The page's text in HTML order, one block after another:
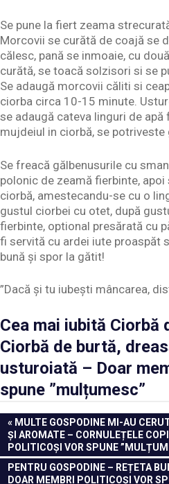
Se pune la fiert zeama
Morcovii se curătă de coajă se
călesc, pană se inmoaie, cu
curătă, se toacă solzisori si se
Se adaugă morcovii căliti si
ciorba circa 10-15 minute.
se adaugă cateva linguri de
mujdeiul in ciorbă, se potriveste
Se freacă gălbenusurile cu
polonic de zeamă fierbinte,
ciorbă, amestecandu-se cu o
gustul ciorbei cu otet, după
fierbinte, optional presărată cu
fi servită cu ardei iute proaspăt
bună și spor la gătit!
”Dacă și tu iubești mâncarea,
Cea mai iubită Ciorbă
Ciorbă de burtă,
usturoiată – Doar
spune ”mulțumesc”
Navigare
în
articole
PREVIOUS
POST:
MULTE GOSPODINE MI-AU
ȘI AROMATE – CORNULEȚELE
POLITICOȘI VOR SPUNE
NEXT
POST:
PENTRU GOSPODINE – REȚETA
DOAR MEMBRI POLITICOȘI VOR